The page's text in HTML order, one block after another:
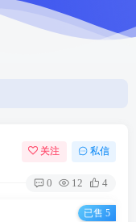
关注 私信
0 12 4
已售 5